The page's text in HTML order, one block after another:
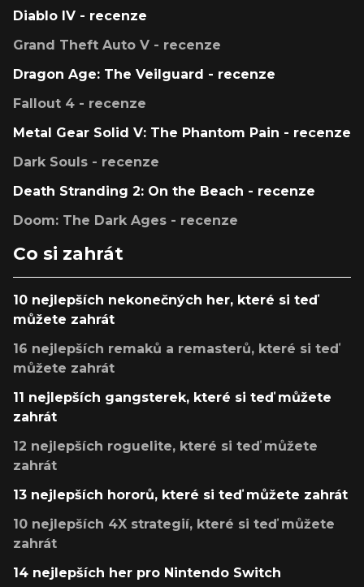
Diablo IV - recenze
Grand Theft Auto V - recenze
Dragon Age: The Veilguard - recenze
Fallout 4 - recenze
Metal Gear Solid V: The Phantom Pain - recenze
Dark Souls - recenze
Death Stranding 2: On the Beach - recenze
Doom: The Dark Ages - recenze
Co si zahrát
10 nejlepších nekonečných her, které si teď
můžete zahrát
16 nejlepších remaků a remasterů, které si teď
můžete zahrát
11 nejlepších gangsterek, které si teď můžete
zahrát
12 nejlepších roguelite, které si teď můžete
zahrát
13 nejlepších hororů, které si teď můžete zahrát
10 nejlepších 4X strategií, které si teď můžete
zahrát
14 nejlepších her pro Nintendo Switch